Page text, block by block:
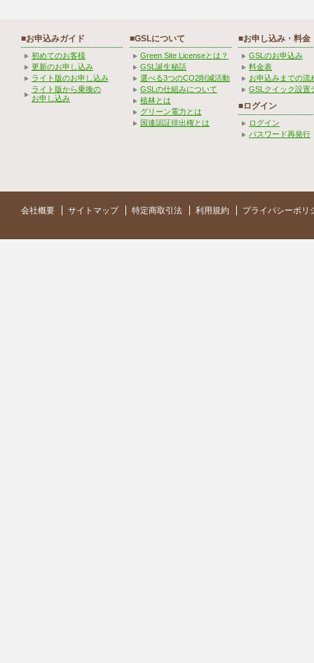
■お申込みガイド
初めてのお客様
更新のお申し込み
ライト版のお申し込み
ライト版から乗換の
お申し込み
■GSLについて
Green Site Licenseとは？
GSL誕生秘話
選べる3つのCO2削減活動
GSLの仕組みについて
植林とは
グリーン電力とは
国連認証排出権とは
■お申し込み・料金
GSLのお申込み
料金表
お申込みまでの流
GSLクイック設置
■ログイン
ログイン
パスワード再発行
会社概要 サイトマップ 特定商取引法 利用規約 プライバシーポリ